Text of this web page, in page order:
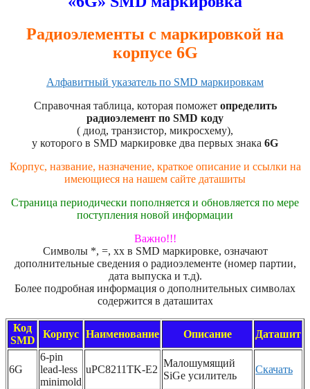
Радиоэлементы с маркировкой на
корпусе 6G
Алфавитный указатель по SMD маркировкам
Справочная таблица, которая поможет определить
радиоэлемент по SMD коду
( диод, транзистор, микросхему),
у которого в SMD маркировке два первых знака 6G
Корпус, название, назначение, краткое описание и ссылки на
имеющиеся на нашем сайте даташиты
Страница периодически пополняется и обновляется по мере
поступления новой информации
Важно!!!
Символы *, =, xx в SMD маркировке, означают
дополнительные сведения о радиоэлементе (номер партии,
дата выпуска и т.д).
Более подробная информация о дополнительных символах
содержится в даташитах
Код
SMD
Корпус Наименование Описание Даташит
6G
6-pin
lead-less
minimold
uPC8211TK-E2
Малошумящий
SiGe усилитель
Скачать